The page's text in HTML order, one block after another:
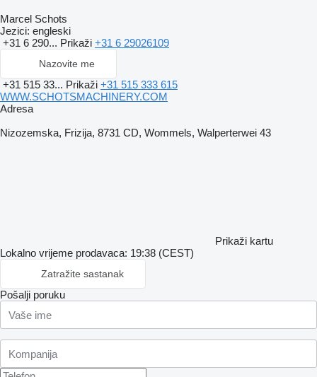
Marcel Schots
Jezici: engleski
+31 6 290... Prikaži +31 6 29026109
Nazovite me
+31 515 33... Prikaži +31 515 333 615
WWW.SCHOTSMACHINERY.COM
Adresa
Nizozemska, Frizija, 8731 CD, Wommels, Walperterwei 43
Prikaži kartu
Lokalno vrijeme prodavaca: 19:38 (CEST)
Zatražite sastanak
Pošalji poruku